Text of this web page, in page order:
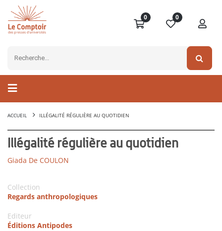
0 0
ACCUEIL ILLÉGALITÉ RÉGULIÈRE AU QUOTIDIEN
Illégalité régulière au quotidien
Giada De COULON
Collection
Regards anthropologiques
Editeur
Éditions Antipodes